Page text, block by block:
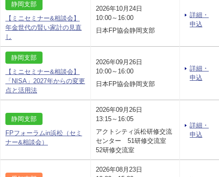
静岡支部
【ミニセミナー&相談会】
年金世代の賢い家計の見直
し
2026年10月24日
10:00～16:00
日本FP協会静岡支部
詳細・
申込
静岡支部
【ミニセミナー&相談会】
「NISA」2027年からの変更
点と活用法
2026年09月26日
10:00～16:00
日本FP協会静岡支部
詳細・
申込
静岡支部
FPフォーラムin浜松（セミ
ナー&相談会）
2026年09月26日
13:15～16:05
アクトシティ浜松研修交流
センター 51研修交流室
52研修交流室
詳細・
申込
2026年08月23日